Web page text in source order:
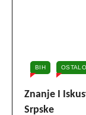
BIH OSTALO
Znanje I
Srpske